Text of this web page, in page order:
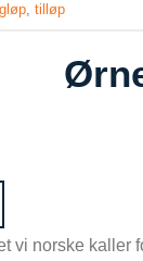
,tilløp
vi norske kaller